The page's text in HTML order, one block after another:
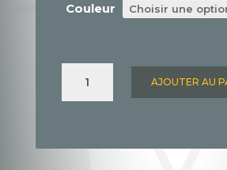
Couleur
CHARLESTON
AJOUTER AU